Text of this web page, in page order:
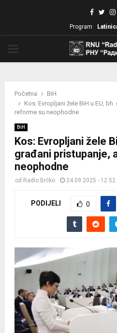
Program
Početna
BiH
Kos: Evropljani žele BiH u EU,
reforme su neophodne
BiH
Kos: Evropljani žele
građani pristupanje,
neophodne
od Radio Brčko 24.09.2025 - 12:52
PODIJELI 0